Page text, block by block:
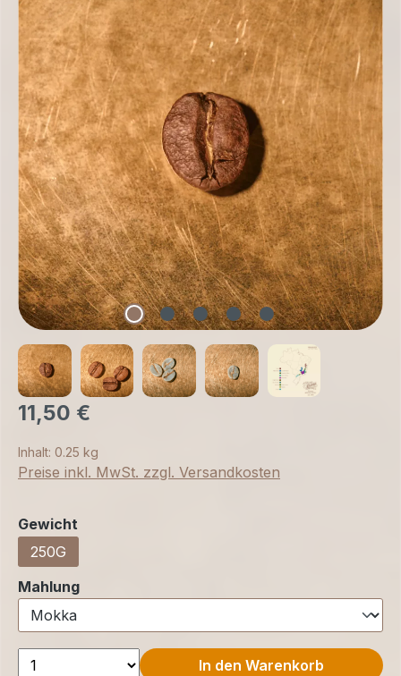
11,50 €
Inhalt: 0.25 kg
Preise inkl. MwSt. zzgl. Versandkosten
Gewicht
250G
Mahlungauswählen
In den Warenkorb